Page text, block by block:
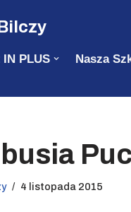
PLUS Nasza
4 listopada 2015